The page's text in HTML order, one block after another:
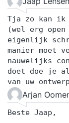
Tja zo kan ik
(wel erg
eigenlijk
manier moet
nauwelijks
doet doe je al
van uw
Arjan
Beste Jaap,